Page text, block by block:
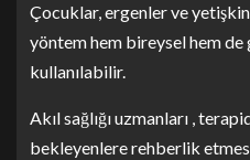
Çocuklar, ergenler ve
yöntem hem bireysel hem
kullanılabilir.
Akıl sağlığı uzmanları ,
bekleyenlere rehberlik